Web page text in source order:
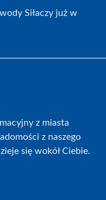
Siłaczy już w
z miasta
z naszego
się wokół Ciebie.